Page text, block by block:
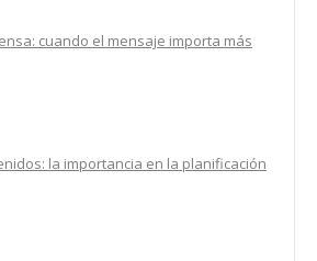
cuando el mensaje importa más
la importancia en la planificación